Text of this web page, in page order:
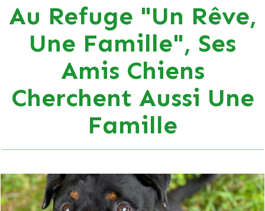
Au Refuge "Un Rêve,
Une Famille", Ses
Amis Chiens
Cherchent Aussi Une
Famille